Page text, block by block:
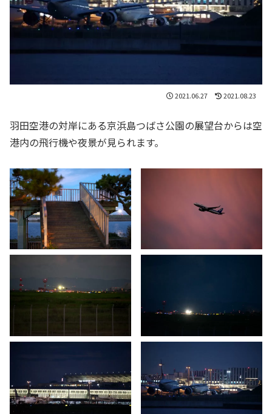
2021.06.27 2021.08.23
羽田空港の対岸にある京浜島つばさ公園の展望台からは空
港内の飛行機や夜景が見られます。